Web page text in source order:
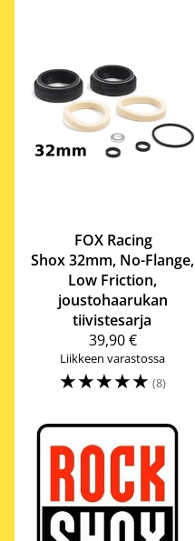
FOX Racing
Shox32mm, No-Flange,
Low Friction,
joustohaarukan
tiivistesarja
39,90 €
Liikkeen varastossa
☆☆☆☆☆ (8)